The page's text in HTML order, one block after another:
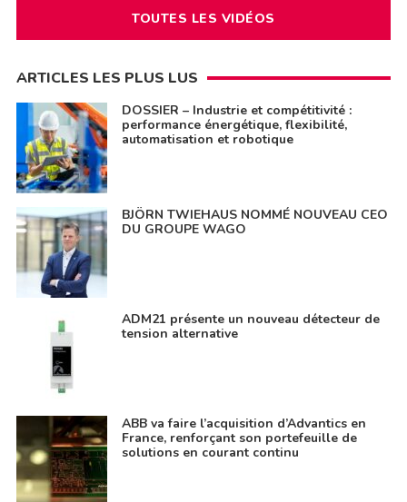
TOUTES LES VIDÉOS
ARTICLES LES PLUS LUS
DOSSIER – Industrie et compétitivité :
performance énergétique, flexibilité,
automatisation et robotique
BJÖRN TWIEHAUS NOMMÉ NOUVEAU CEO
DU GROUPE WAGO
ADM21 présente un nouveau détecteur de
tension alternative
ABB va faire l’acquisition d’Advantics en
France, renforçant son portefeuille de
solutions en courant continu